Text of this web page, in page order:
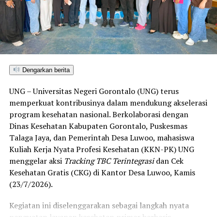
Sulawesi Utara. Skor ini melampaui target yang
ditetapkan dan mengantarkan Kota Gorontalo menjadi
satu-satunya daerah di wilayah tersebut yang
menembus kategori “Unggul”. Sementara kabupaten lain
di Gorontalo masih berada pada kategori “Berkembang”
tertinggi di kawasan SulutGo sebagaimana dipaparkan
dalam Rakorwil TPAKD,” ungkap Wawali Indra Gobel
usai kegiatan.
Indra menambahkan, skor IKAD ini membuktikan bahwa
tingkat keterjangkauan, pemanfaatan, serta inklusivitas
layanan keuangan bagi masyarakat di Kota Gorontalo
berada di posisi terdepan.
menjadi indikator kuat atas keberhasilan pemerintah
Dengarkan berita
UNG – Universitas Negeri Gorontalo (UNG) terus
memperkuat kontribusinya dalam mendukung akselerasi
program kesehatan nasional. Berkolaborasi dengan
Dinas Kesehatan Kabupaten Gorontalo, Puskesmas
Talaga Jaya, dan Pemerintah Desa Luwoo, mahasiswa
Kuliah Kerja Nyata Profesi Kesehatan (KKN-PK) UNG
menggelar aksi Tracking TBC Terintegrasidan Cek
Kesehatan Gratis (CKG) di Kantor Desa Luwoo, Kamis
(23/7/2026).
Kegiatan ini diselenggarakan sebagai langkah nyata